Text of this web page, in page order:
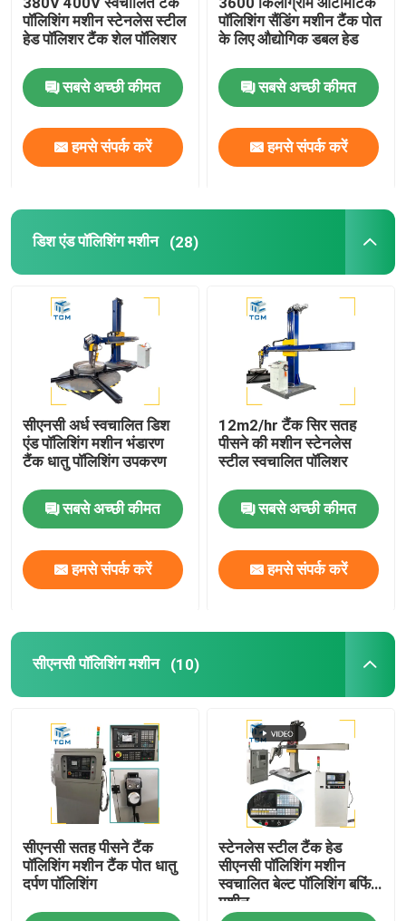
वेल्ड पॉलिशिंग मशीन
शंकु झुकने की मशीन
पॉलिशिंग उपभोग्य
वेल्डिंग मशीनें
पॉलिशिंग मशीन स्टेनलेस स्टील
हेड पॉलिशर टैंक शेल पॉलिशर
सबसे अच्छी कीमत
हमसे संपर्क करें
पॉलिशिंग सैंडिंग मशीन टैंक पोत
के लिए औद्योगिक डबल हेड
सबसे अच्छी कीमत
हमसे संपर्क करें
डिश एंड पॉलिशिंग मशीन (28)
सीएनसी अर्ध स्वचालित डिश
एंड पॉलिशिंग मशीन भंडारण
टैंक धातु पॉलिशिंग उपकरण
सबसे अच्छी कीमत
हमसे संपर्क करें
12m2/hr टैंक सिर सतह
पीसने की मशीन स्टेनलेस
स्टील स्वचालित पॉलिशर
सबसे अच्छी कीमत
हमसे संपर्क करें
सीएनसी पॉलिशिंग मशीन (10)
सीएनसी सतह पीसने टैंक
पॉलिशिंग मशीन टैंक पोत धातु
दर्पण पॉलिशिंग
स्टेनलेस स्टील टैंक हेड
सीएनसी पॉलिशिंग मशीन
स्वचालित बेल्ट पॉलिशिंग बफिंग
मशीन